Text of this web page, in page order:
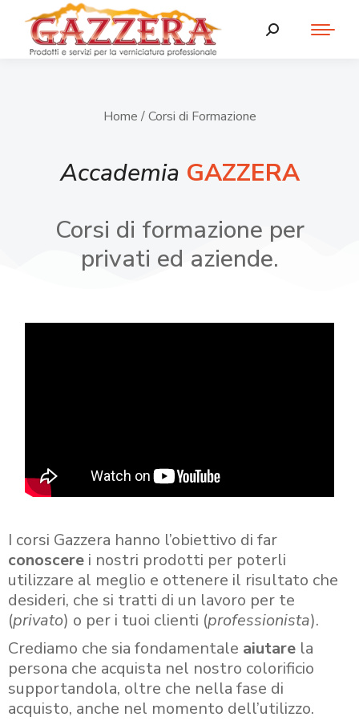
Home / Corsi di Formazione
Accademia GAZZERA
Corsi di formazione per
privati ed aziende.
I corsi Gazzera hanno l’obiettivo di far
conoscere i nostri prodotti per poterli
utilizzare al meglio e ottenere il risultato che
desideri, che si tratti di un lavoro per te
(privato) o per i tuoi clienti (professionista).
Crediamo che sia fondamentale aiutare la
persona che acquista nel nostro colorificio
supportandola, oltre che nella fase di
acquisto, anche nel momento dell’utilizzo.